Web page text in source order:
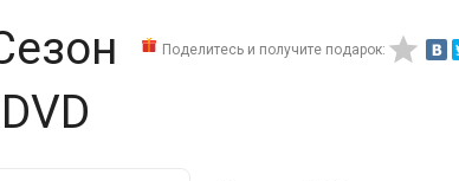
Поделитесь и получите подарок: 